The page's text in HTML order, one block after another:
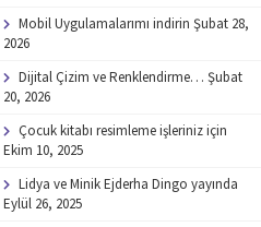
Mobil Uygulamalarımı indirin Şubat 28,
2026
Dijital Çizim ve Renklendirme… Şubat
20, 2026
Çocuk kitabı resimleme işleriniz için
Ekim 10, 2025
Lidya ve Minik Ejderha Dingo yayında
Eylül 26, 2025